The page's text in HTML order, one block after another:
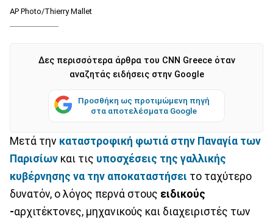
AP Photo/Thierry Mallet
Δες περισσότερα άρθρα του CNN Greece όταν
αναζητάς ειδήσεις στην Google
Προσθήκη ως προτιμώμενη πηγή
στα αποτελέσματα Google
Μετά την καταστροφική φωτιά στην Παναγία των
Παρισίων και τις υποσχέσεις της γαλλικής
κυβέρνησης να την αποκαταστήσει το ταχύτερο
δυνατόν, ο λόγος περνά στους ειδικούς
-αρχιτέκτονες, μηχανικούς και διαχειριστές των